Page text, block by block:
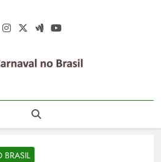
No
Brasil 2027 –
De Rua
2027 – Desfile Das Escolas De
– Fotos Carnaval 2026 – Blocos
De Bateria – Famosos No
BRASIL